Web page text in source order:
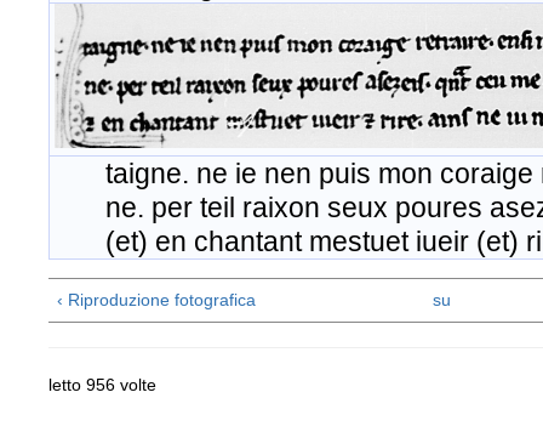
taigne. ne ie nen puis mon coraige
ne. per teil raixon seux poures
(et) en chantant mestuet iueir (et)
‹ Riproduzione fotografica su
letto 956 volte